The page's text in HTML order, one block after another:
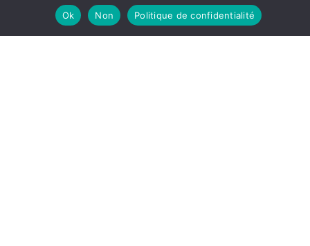
Ok
Non Politique de confidentialité